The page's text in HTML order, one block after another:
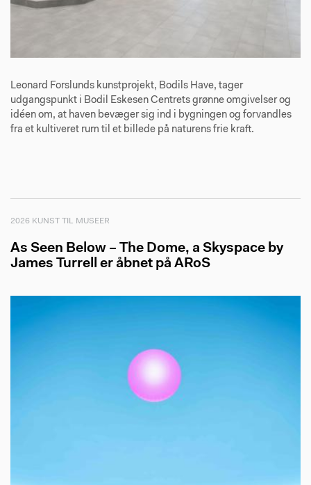
Leonard Forslunds kunstprojekt, Bodils Have, tager
udgangspunkt i Bodil Eskesen Centrets grønne omgivelser og
idéen om, at haven bevæger sig ind i bygningen og forvandles
fra et kultiveret rum til et billede på naturens frie kraft.
2026 KUNST TIL MUSEER
As Seen Below – The Dome, a Skyspace by
James Turrell er åbnet på ARoS